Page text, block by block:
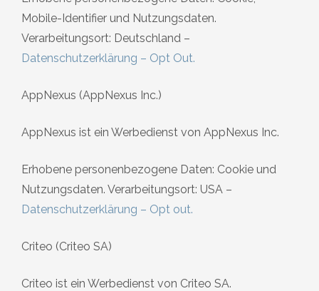
Mobile-Identifier und Nutzungsdaten.
Verarbeitungsort: Deutschland –
Datenschutzerklärung – Opt Out.
AppNexus (AppNexus Inc.)
AppNexus ist ein Werbedienst von AppNexus Inc.
Erhobene personenbezogene Daten: Cookie und
Nutzungsdaten. Verarbeitungsort: USA –
Datenschutzerklärung – Opt out.
Criteo (Criteo SA)
Criteo ist ein Werbedienst von Criteo SA.